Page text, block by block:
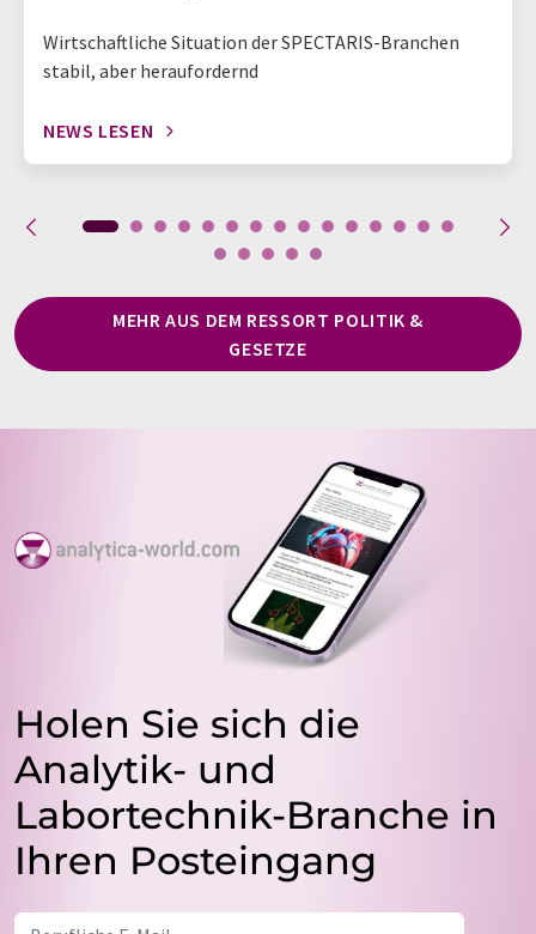
Wirtschaftliche Situation der SPECTARIS-Branchen
stabil, aber heraufordernd
NEWS LESEN
MEHR AUS DEM RESSORT POLITIK &
GESETZE
Holen Sie sich die
Analytik- und
Labortechnik-Branche in
Ihren Posteingang